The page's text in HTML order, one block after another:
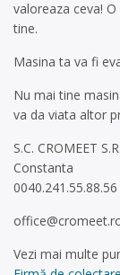
valoreaza ceva!
tine.
Masina ta va fi
Nu mai tine
va da viata altor
S.C. CROMEET
Constanta
Vezi mai multe